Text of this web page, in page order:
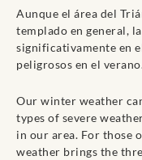
Aunque el área del
templado en general,
significativamente en
peligrosos en el
Our winter weather
types of severe
in our area. For those
weather brings the